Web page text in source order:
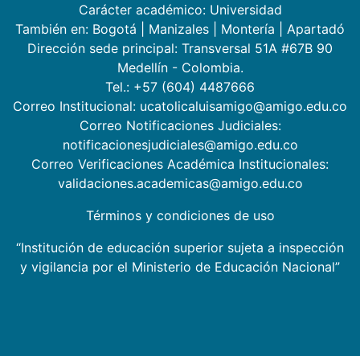
Carácter académico: Universidad
También en: Bogotá Manizales Montería
Apartadó
Dirección sede principal: Transversal 51A #67B 90
Medellín - Colombia.
Tel.: +57 (604) 4487666
Correo Institucional: ucatolicaluisamigo@amigo.edu.co
Correo Notificaciones Judiciales:
notificacionesjudiciales@amigo.edu.co
Correo Verificaciones Académica Institucionales:
validaciones.academicas@amigo.edu.co
Términos y condiciones de uso
“Institución de educación superior sujeta a inspección
y vigilancia por el Ministerio de Educación Nacional”